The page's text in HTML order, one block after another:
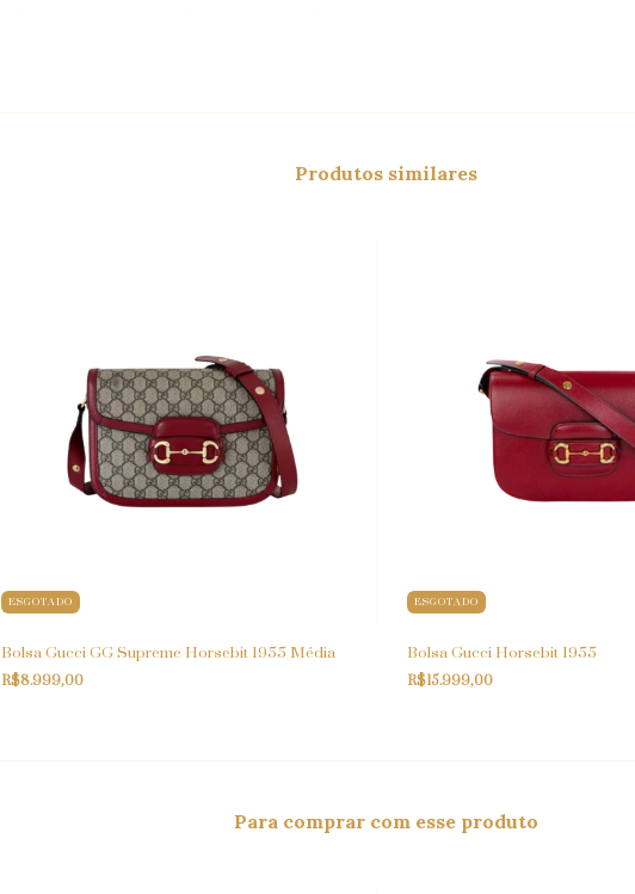
Produtos similares
ESGOTADO
Bolsa Gucci GG Supreme Horsebit 1955 Média
R$8.999,00
ESGOTADO
Bolsa Gucci Horsebit 1955
R$15.999,00
Para comprar com esse produto